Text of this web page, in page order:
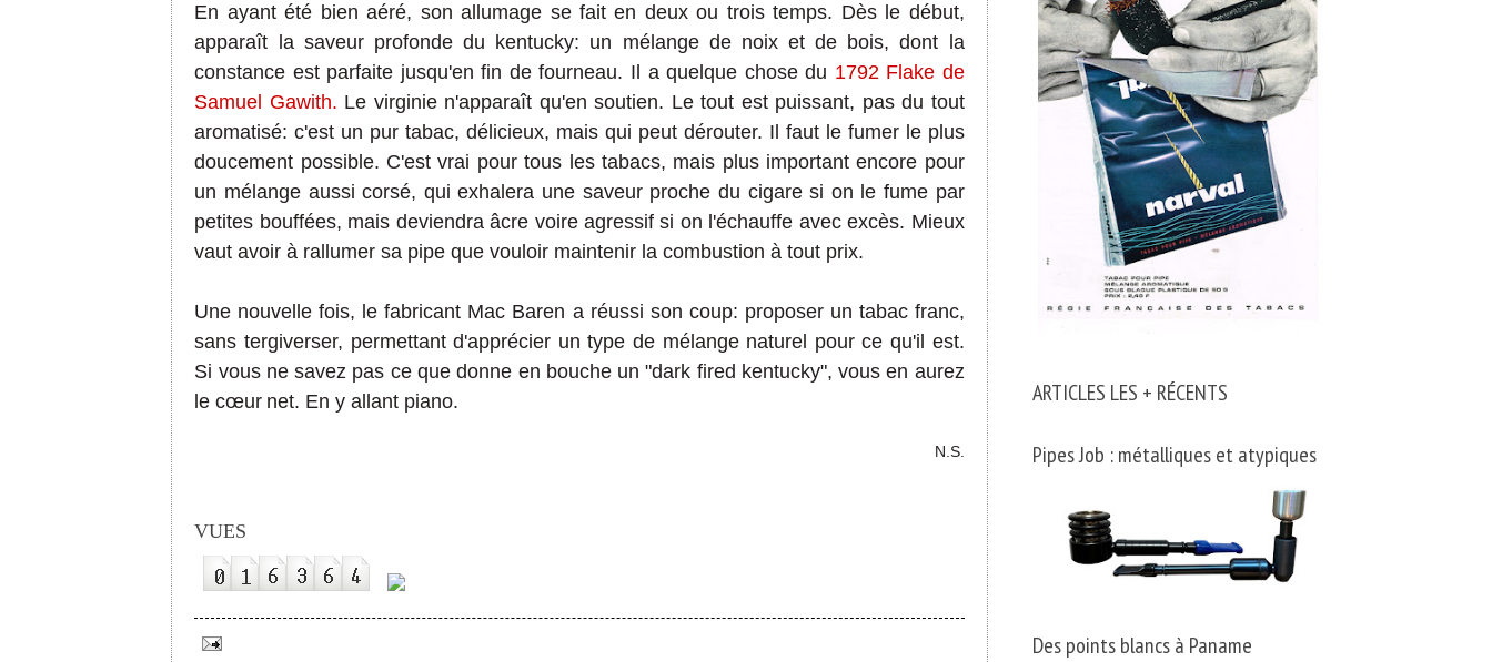
En ayant été bien aéré, son allumage se fait en deux ou trois temps. Dès le début,
apparaît la saveur profonde du kentucky: un mélange de noix et de bois, dont la
constance est parfaite jusqu'en fin de fourneau. Il a quelque chose du 1792 Flake de
Samuel Gawith. Le virginie n'apparaît qu'en soutien. Le tout est puissant, pas du tout
aromatisé: c'est un pur tabac, délicieux, mais qui peut dérouter. Il faut le fumer le plus
doucement possible. C'est vrai pour tous les tabacs, mais plus important encore pour
un mélange aussi corsé, qui exhalera une saveur proche du cigare si on le fume par
petites bouffées, mais deviendra âcre voire agressif si on l'échauffe avec excès. Mieux
vaut avoir à rallumer sa pipe que vouloir maintenir la combustion à tout prix.
Une nouvelle fois, le fabricant Mac Baren a réussi son coup: proposer un tabac franc,
sans tergiverser, permettant d'apprécier un type de mélange naturel pour ce qu'il est.
Si vous ne savez pas ce que donne en bouche un "dark fired kentucky", vous en aurez
lecœur net. En y allant piano.
N.S.
VUES
ARTICLES LES + RÉCENTS
Pipes Job : métalliques et atypiques
Des points blancs à Paname